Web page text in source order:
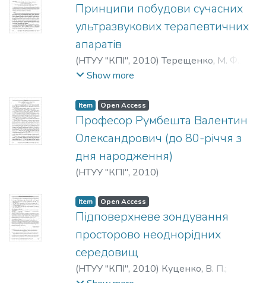
Принципи побудови сучасних
ультразвукових терапевтичних
апаратів
(НТУУ "КПІ", 2010)Терещенко, М. Ф.
Кирилова, А. В.
Кириллова, А. В.
Show more
Item Open Access
Професор Румбешта Валентин
Олександрович (до 80-річчя з
дня народження)
(НТУУ "КПІ", 2010)
Item Open Access
Підповерхневе зондування
просторово неоднорідних
середовищ
(НТУУ "КПІ", 2010) Куценко, В. П.;